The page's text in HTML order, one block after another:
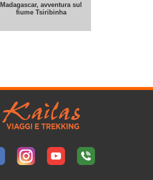
Madagascar, avventura sul
fiume Tsiribinha